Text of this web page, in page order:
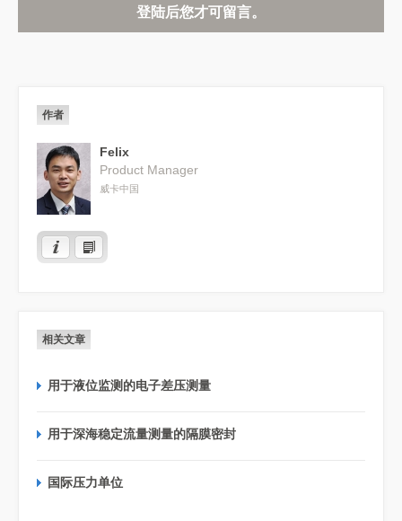
登陆后您才可留言。
作者
Felix
Product Manager
威卡中国
相关文章
用于液位监测的电子差压测量
用于深海稳定流量测量的隔膜密封
国际压力单位